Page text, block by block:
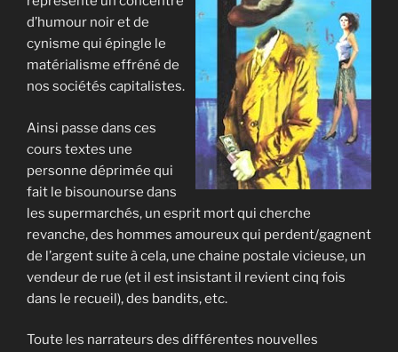
d’humour noir et de
cynisme qui épingle le
matérialisme effréné de
nos sociétés capitalistes.
Ainsi passe dans ces
cours textes une
personne déprimée qui
fait le bisounourse dans
les supermarchés, un esprit mort qui cherche
revanche, des hommes amoureux qui perdent/gagnent
de l’argent suite à cela, une chaine postale vicieuse, un
vendeur de rue (et il est insistant il revient cinq fois
dans le recueil), des bandits, etc.
Toute les narrateurs des différentes nouvelles